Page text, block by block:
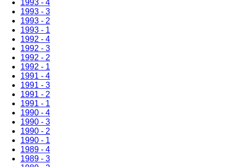
1993 - 4
1993 - 3
1993 - 2
1993 - 1
1992 - 4
1992 - 3
1992 - 2
1992 - 1
1991 - 4
1991 - 3
1991 - 2
1991 - 1
1990 - 4
1990 - 3
1990 - 2
1990 - 1
1989 - 4
1989 - 3